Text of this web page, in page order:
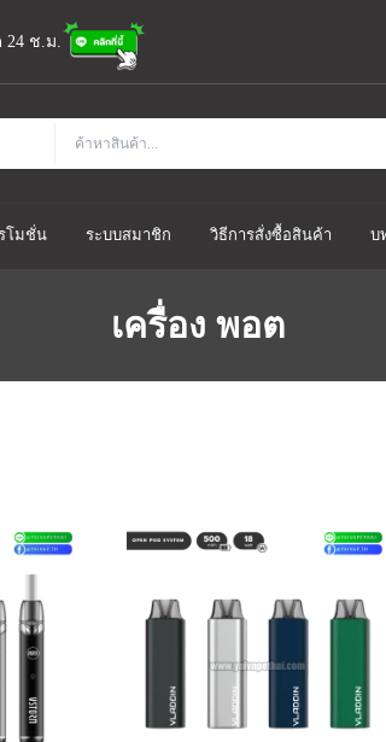
ช.ม.
โมชั่น ระบบสมาชิก วิธีการสั่งซื้อสินค้า บ
เครื่อง พอต